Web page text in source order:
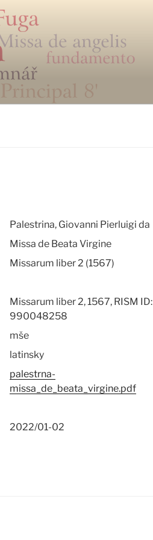
Palestrina, Giovanni Pierluigi da
Missa de Beata Virgine
Missarum liber 2 (1567)
Missarum liber 2, 1567, RISM ID:
990048258
mše
latinsky
palestrna-
missa_de_beata_virgine.pdf
2022/01-02